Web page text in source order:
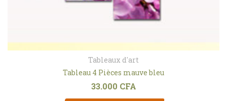
Tableaux d'art
Tableau 4 Pièces mauve bleu
33.000 CFA